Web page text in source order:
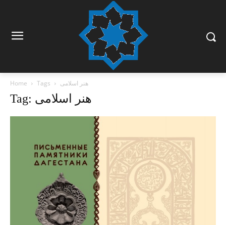
Home Tags هنر اسلامی
Tag: هنر اسلامی